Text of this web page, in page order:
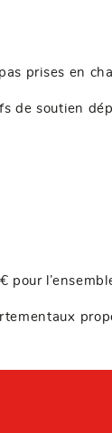
prises en
de soutien